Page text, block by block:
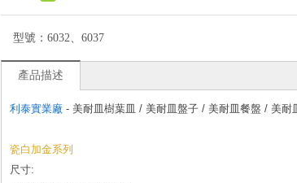
型號： 6032、6037
產品描述
利泰實業廠 - 美耐皿樹葉皿 / 美耐皿盤子 / 美耐皿餐盤 / 美耐
瓷白加金系列
尺寸: